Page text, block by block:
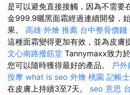
是可以避免直接接觸，因為不需要
金999.9曬黑面霜經過連續開發，
果。 高雄 外燴 推薦 台中整骨價錢
這種面霜變得更加有效，並為皮膚
文心南路撥筋堂 Tannymaxx致力
您可以隨時獲得最好的產品。 戶外
按摩 what is seo 外燴 桃園 記帳
在皮膚上持續3至7天。 seo 意思